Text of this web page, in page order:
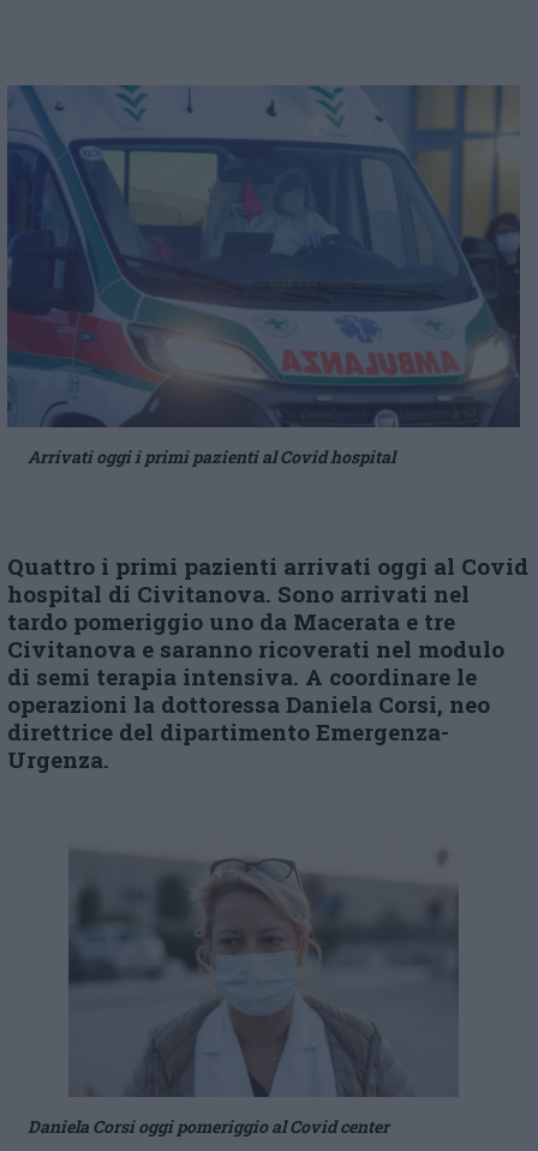
Arrivati oggi i primi pazienti al Covid hospital
Quattro i primi pazienti arrivati oggi al Covid
hospital di Civitanova. Sono arrivati nel
tardo pomeriggio uno da Macerata e tre
Civitanova e saranno ricoverati nel modulo
di semi terapia intensiva. A coordinare le
operazioni la dottoressa Daniela Corsi, neo
direttrice del dipartimento Emergenza-
Urgenza.
Daniela Corsi oggi pomeriggio al Covid center